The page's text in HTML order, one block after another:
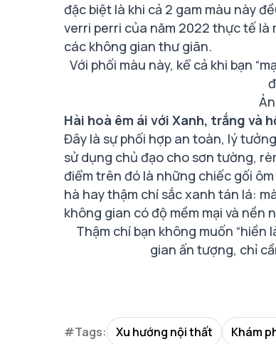
đặc biệt là khi cả 2 gam màu này
verri perri của năm 2022 thực tế là
các không gian thư giãn.
Với phối màu này, kể cả khi bạn
Hài hoà êm ái với Xanh, trắng và
Đây là sự phối hợp an toàn, lý
sử dụng chủ đạo cho sơn tường,
điểm trên đó là những chiếc gối
hà hay thậm chí sắc xanh tán lá:
không gian có độ mềm mại và nền
Thậm chí bạn không muốn “hiền
gian ấn tượng, chỉ
#Tags: Xu hướng nội thất Khám